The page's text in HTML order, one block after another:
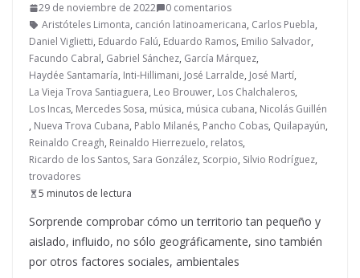
29 de noviembre de 2022
0 comentarios
Aristóteles Limonta, canción latinoamericana, Carlos Puebla,
Daniel Viglietti, Eduardo Falú, Eduardo Ramos, Emilio Salvador,
Facundo Cabral, Gabriel Sánchez, García Márquez,
Haydée Santamaría, Inti-Hillimani, José Larralde, José Martí,
La Vieja Trova Santiaguera, Leo Brouwer, Los Chalchaleros,
Los Incas, Mercedes Sosa, música, música cubana, Nicolás Guillén
, Nueva Trova Cubana, Pablo Milanés, Pancho Cobas, Quilapayún,
Reinaldo Creagh, Reinaldo Hierrezuelo, relatos,
Ricardo de los Santos, Sara González, Scorpio, Silvio Rodríguez,
trovadores
5 minutos de lectura
Sorprende comprobar cómo un territorio tan pequeño y
aislado, influido, no sólo geográficamente, sino también
por otros factores sociales, ambientales